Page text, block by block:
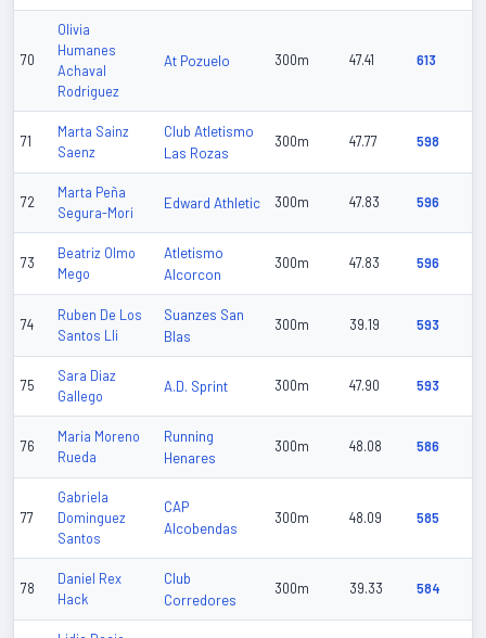
70
Olivia
Humanes
Achaval
Rodriguez
At Pozuelo 300m 47.41 613
71
Marta Sainz
Saenz
Club Atletismo
Las Rozas
300m 47.77 598
72
Marta Peña
Segura-Mori
Edward Athletic 300m 47.83 596
73
Beatriz Olmo
Mego
Atletismo
Alcorcon
300m 47.83 596
74
Ruben De Los
Santos Lli
Suanzes San
Blas
300m 39.19 593
75
Sara Diaz
Gallego
A.D. Sprint 300m 47.90 593
76
Maria Moreno
Rueda
Running
Henares
300m 48.08 586
77
Gabriela
Dominguez
Santos
CAP
Alcobendas
300m 48.09 585
78
Daniel Rex
Hack
Club
Corredores
300m 39.33 584